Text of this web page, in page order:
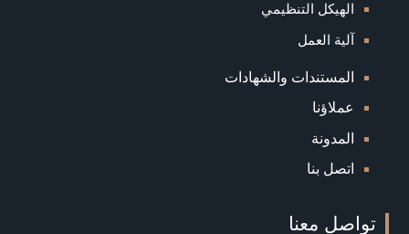
الهيكل التنظيمي
آلية العمل
المستندات والشهادات
عملاؤنا
المدونة
اتصل بنا
تواصل معنا